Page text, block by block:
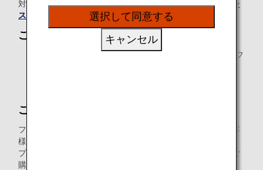
対象路線についてさらに詳しくは、ルフトハンザエクスプレ
ス鉄道
をご覧ください。
ご予約・ご購入
航空券ご購入の際に、ご希望の鉄道（LH便名）区間をフ
ご利用座席
ファーストクラスとビジネスクラスの航空券をご購入のお客
様は一等車のお座席がご利用いただけます。
プレミアムエコノミーまたはエコノミークラスの航空券をご
購入のお客様は二等車のお座席がご利用いただけます。
選択して同意する
キャンセル